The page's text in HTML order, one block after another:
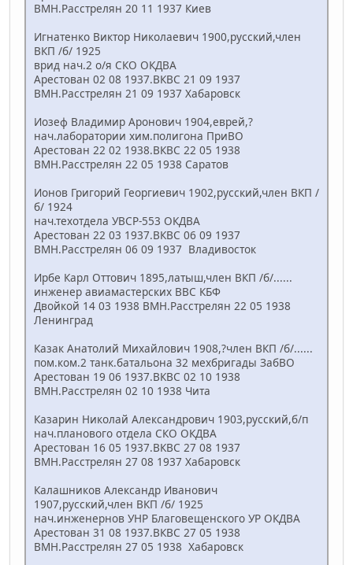
ВМН.Расстрелян 20 11 1937 Киев
Игнатенко Виктор Николаевич 1900,русский,член
ВКП /б/ 1925
врид нач.2 о/я СКО ОКДВА
Арестован 02 08 1937.ВКВС 21 09 1937
ВМН.Расстрелян 21 09 1937 Хабаровск
Иозеф Владимир Аронович 1904,еврей,?
нач.лаборатории хим.полигона ПриВО
Арестован 22 02 1938.ВКВС 22 05 1938
ВМН.Расстрелян 22 05 1938 Саратов
Ионов Григорий Георгиевич 1902,русский,член ВКП /
б/ 1924
нач.техотдела УВСР-553 ОКДВА
Арестован 22 03 1937.ВКВС 06 09 1937
ВМН.Расстрелян 06 09 1937 Владивосток
Ирбе Карл Оттович 1895,латыш,член ВКП /б/......
инженер авиамастерских ВВС КБФ
Двойкой 14 03 1938 ВМН.Расстрелян 22 05 1938
Ленинград
Казак Анатолий Михайлович 1908,?член ВКП /б/......
пом.ком.2 танк.батальона 32 мехбригады ЗабВО
Арестован 19 06 1937.ВКВС 02 10 1938
ВМН.Расстрелян 02 10 1938 Чита
Казарин Николай Александрович 1903,русский,б/п
нач.планового отдела СКО ОКДВА
Арестован 16 05 1937.ВКВС 27 08 1937
ВМН.Расстрелян 27 08 1937 Хабаровск
Калашников Александр Иванович
1907,русский,член ВКП /б/ 1925
нач.инженернов УНР Благовещенского УР ОКДВА
Арестован 31 08 1937.ВКВС 27 05 1938
ВМН.Расстрелян 27 05 1938 Хабаровск